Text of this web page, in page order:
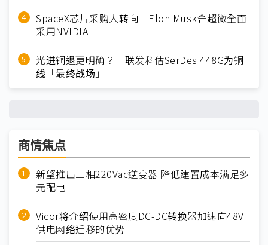
SpaceX芯片采购大转向 Elon Musk舍超微全面
采用NVIDIA
光进铜退更明确？ 联发科估SerDes 448G为铜
线「最终战场」
商情焦点
新望推出三相220Vac逆变器 降低建置成本满足多
元配电
Vicor将介绍使用高密度DC-DC转换器加速向48V
供电网络迁移的优势